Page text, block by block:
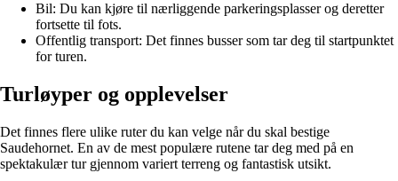
Bil: Du kan kjøre til nærliggende parkeringsplasser og deretter
fortsette til fots.
Offentlig transport: Det finnes busser som tar deg til startpunktet
for turen.
Turløyper og opplevelser
Det finnes flere ulike ruter du kan velge når du skal bestige
Saudehornet. En av de mest populære rutene tar deg med på en
spektakulær tur gjennom variert terreng og fantastisk utsikt.